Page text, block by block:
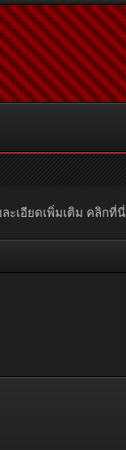
ะเอียดเพิ่มเติม คลิกที่นี่